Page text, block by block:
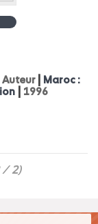
Auteur
Maroc :
1996
/ 2)